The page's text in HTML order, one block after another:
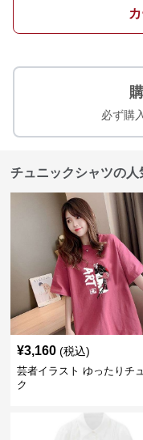
必ず購
チュニックシャツの人
¥3,160 (税込)
芸者イラスト ゆったりチ
ク